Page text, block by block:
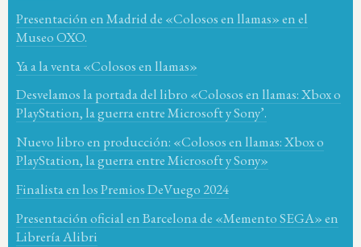
Presentación en Madrid de «Colosos en llamas» en el
Museo OXO.
Ya a la venta «Colosos en llamas»
Desvelamos la portada del libro «Colosos en llamas: Xbox o
PlayStation, la guerra entre Microsoft y Sony’.
Nuevo libro en producción: «Colosos en llamas: Xbox o
PlayStation, la guerra entre Microsoft y Sony»
Finalista en los Premios DeVuego 2024
Presentación oficial en Barcelona de «Memento SEGA» en
Librería Alibri